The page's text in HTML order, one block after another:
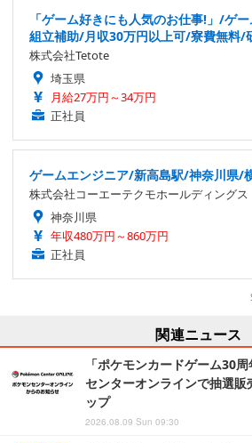
「ゲーム好きにも人気のお仕事!」/ゲ
組立補助/月収30万円以上可/寮費無料/
株式会社Tetote
埼玉県
月給27万円～34万円
正社員
ゲームエンジニア/新高島駅/神奈川県/
株式会社コーエーテクモホールディングス
神奈川県
年収480万円～860万円
正社員
関連ニュース
「ポケモンカードゲーム30
センターオンラインで抽選販
ップ
2026.08.09 Sun 09:30